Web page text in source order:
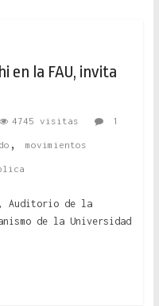
en la FAU, invita
4745 visitas 1
, movimientos
Auditorio de la
de la Universidad